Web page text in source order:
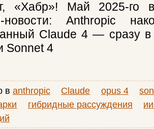
«Хабр»! Май 2025-го
Anthropic
Claude 4 — сразу в
Sonnet 4
в anthropic Claude opus 4
гибридные рассуждения